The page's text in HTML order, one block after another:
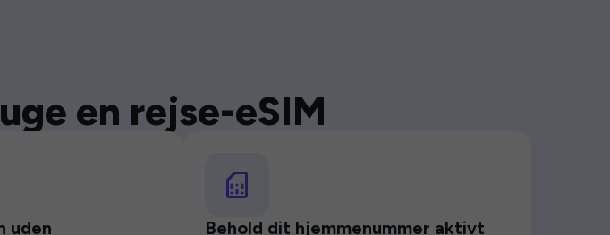
en rejse-eSIM
uden
Behold dit hjemmenummer aktivt